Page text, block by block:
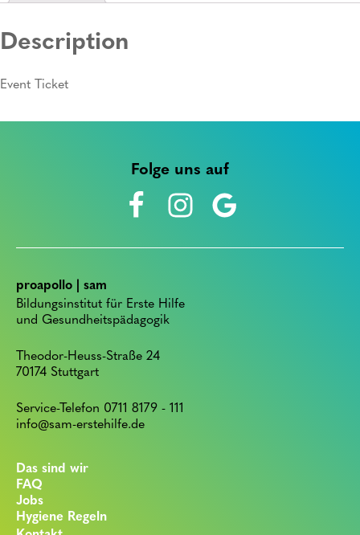
Description
Event Ticket
Folge uns auf
proapollo | sam
Bildungsinstitut für Erste Hilfe
und Gesundheitspädagogik
Theodor-Heuss-Straße 24
70174 Stuttgart
Service-Telefon 0711 8179 - 111
info@sam-erstehilfe.de
Das sind wir
FAQ
Jobs
Hygiene Regeln